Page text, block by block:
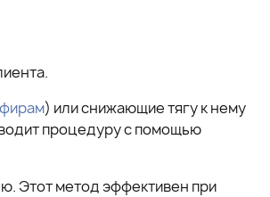
) или снижающие тягу к нему
процедуру с помощью
Этот метод эффективен при